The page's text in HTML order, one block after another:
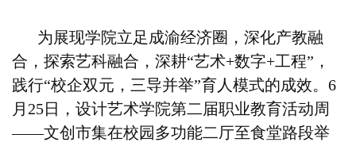
为展现学院立足成渝经济圈，深化产教融
合，探索艺科融合，深耕“艺术+数字+工程”，
践行“校企双元，三导并举”育人模式的成效。6
月25日，设计艺术学院第二届职业教育活动周
——文创市集在校园多功能二厅至食堂路段举